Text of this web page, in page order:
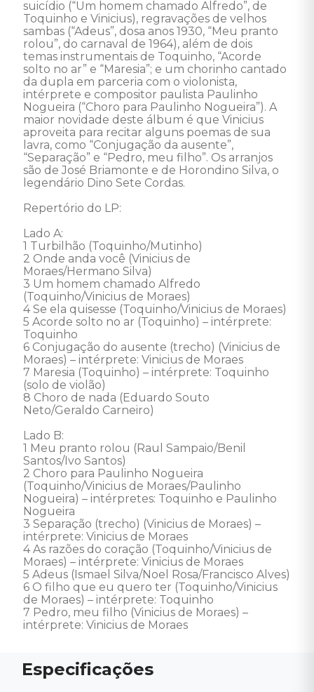
suicídio (“Um homem chamado Alfredo”, de
Toquinho e Vinicius), regravações de velhos
sambas (“Adeus”, dosa anos 1930, “Meu pranto
rolou”, do carnaval de 1964), além de dois
temas instrumentais de Toquinho, “Acorde
solto no ar” e “Maresia”; e um chorinho cantado
da dupla em parceria com o violonista,
intérprete e compositor paulista Paulinho
Nogueira (“Choro para Paulinho Nogueira”). A
maior novidade deste álbum é que Vinicius
aproveita para recitar alguns poemas de sua
lavra, como “Conjugação da ausente”,
“Separação” e “Pedro, meu filho”. Os arranjos
são de José Briamonte e de Horondino Silva, o
legendário Dino Sete Cordas.
Repertório do LP:
Lado A:
1 Turbilhão (Toquinho/Mutinho)
2 Onde anda você (Vinicius de
Moraes/Hermano Silva)
3 Um homem chamado Alfredo
(Toquinho/Vinicius de Moraes)
4 Se ela quisesse (Toquinho/Vinicius de Moraes)
5 Acorde solto no ar (Toquinho) – intérprete:
Toquinho
6 Conjugação do ausente (trecho) (Vinicius de
Moraes) – intérprete: Vinicius de Moraes
7 Maresia (Toquinho) – intérprete: Toquinho
(solo de violão)
8 Choro de nada (Eduardo Souto
Neto/Geraldo Carneiro)
Lado B:
1 Meu pranto rolou (Raul Sampaio/Benil
Santos/Ivo Santos)
2 Choro para Paulinho Nogueira
(Toquinho/Vinicius de Moraes/Paulinho
Nogueira) – intérpretes: Toquinho e Paulinho
Nogueira
3 Separação (trecho) (Vinicius de Moraes) –
intérprete: Vinicius de Moraes
4 As razões do coração (Toquinho/Vinicius de
Moraes) – intérprete: Vinicius de Moraes
5 Adeus (Ismael Silva/Noel Rosa/Francisco Alves)
6 O filho que eu quero ter (Toquinho/Vinicius
de Moraes) – intérprete: Toquinho
7 Pedro, meu filho (Vinicius de Moraes) –
intérprete: Vinicius de Moraes